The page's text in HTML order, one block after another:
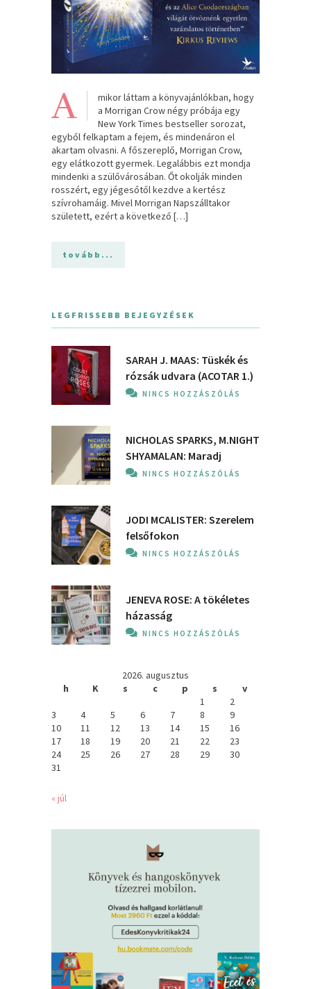
A
mikor láttam a könyvajánlókban, hogy
a Morrigan Crow négy próbája egy
New York Times bestseller sorozat,
egyből felkaptam a fejem, és mindenáron el
akartam olvasni. A főszereplő, Morrigan Crow,
egy elátkozott gyermek. Legalábbis ezt mondja
mindenki a szülővárosában. Őt okolják minden
rosszért, egy jégesőtől kezdve a kertész
szívrohamáig. Mivel Morrigan Napszálltakor
született, ezért a következő […]
tovább...
LEGFRISSEBB BEJEGYZÉSEK
SARAH J. MAAS: Tüskék és
rózsák udvara (ACOTAR 1.)
NINCS HOZZÁSZÓLÁS
NICHOLAS SPARKS, M.NIGHT
SHYAMALAN: Maradj
NINCS HOZZÁSZÓLÁS
JODI MCALISTER: Szerelem
felsőfokon
NINCS HOZZÁSZÓLÁS
JENEVA ROSE: A ​tökéletes
házasság
NINCS HOZZÁSZÓLÁS
2026. augusztus
h
K s c p s
v
1
2
3
4 5 6 7 8
9
10
11 12 13 14 15
16
17
18 19 20 21 22
23
24
25 26 27 28 29
30
31
« júl